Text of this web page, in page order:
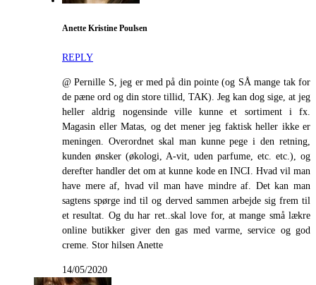
Anette Kristine Poulsen
REPLY
@ Pernille S, jeg er med på din pointe (og SÅ mange tak for
de pæne ord og din store tillid, TAK). Jeg kan dog sige, at jeg
heller aldrig nogensinde ville kunne et sortiment i fx.
Magasin eller Matas, og det mener jeg faktisk heller ikke er
meningen. Overordnet skal man kunne pege i den retning,
kunden ønsker (økologi, A-vit, uden parfume, etc. etc.), og
derefter handler det om at kunne kode en INCI. Hvad vil man
have mere af, hvad vil man have mindre af. Det kan man
sagtens spørge ind til og derved sammen arbejde sig frem til
et resultat. Og du har ret..skal love for, at mange små lækre
online butikker giver den gas med varme, service og god
creme. Stor hilsen Anette
14/05/2020